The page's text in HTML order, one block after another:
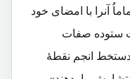
آنرا با امضای خود
ستوده صفات
انجم نقطۀ